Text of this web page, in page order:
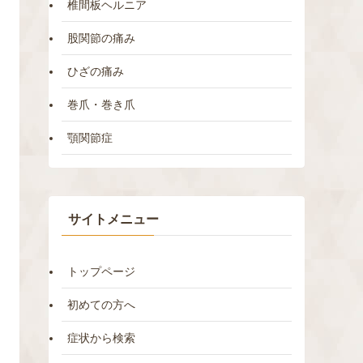
椎間板ヘルニア
股関節の痛み
ひざの痛み
巻爪・巻き爪
顎関節症
サイトメニュー
トップページ
初めての方へ
症状から検索